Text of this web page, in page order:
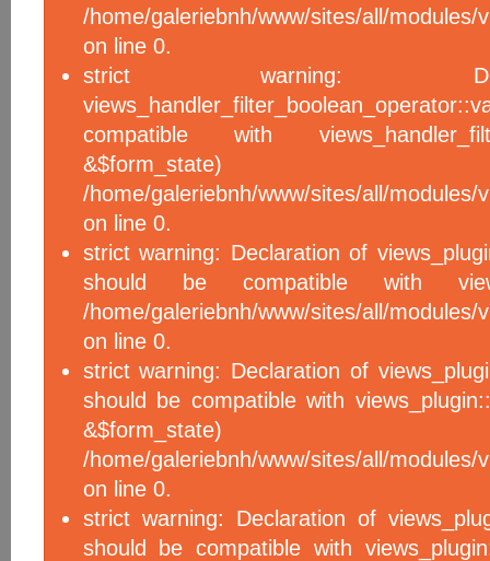
/home/galeriebnh/www/sites/all/modules/
on line 0.
strict warning:
compatible with
/home/galeriebnh/www/sites/all/
on line 0.
strict warning: Declaration of
should be compatible with
/home/galeriebnh/www/sites/all/modules/
on line 0.
strict warning: Declaration of
should be compatible with
/home/galeriebnh/www/sites/all/modules/
on line 0.
strict warning: Declaration of
should be compatible with